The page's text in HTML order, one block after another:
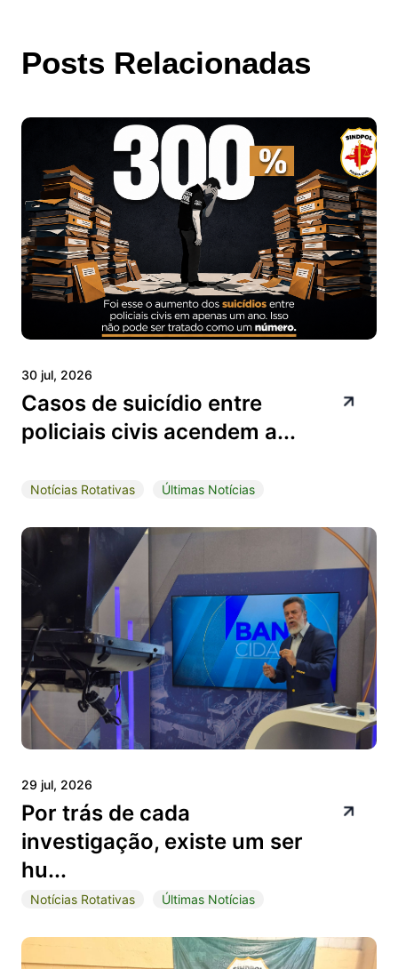
Posts Relacionadas
30 jul, 2026
Casos de suicídio entre
policiais civis acendem a...
Notícias Rotativas Últimas Notícias
29 jul, 2026
Por trás de cada
investigação, existe um ser
hu...
Notícias Rotativas Últimas Notícias